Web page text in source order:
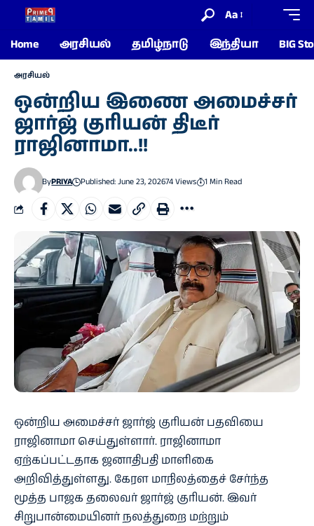
Aa
Home
அரசியல் தமிழ்நாடு இந்தியா BIG
அரசியல்
ஒன்றிய இணை அமைச்சர்
ஜார்ஜ் குரியன் திடீர்
ராஜினாமா..!!
ByPRIYA Published: June 23, 202674 Views 1 Min Read
ஒன்றிய அமைச்சர் ஜார்ஜ் குரியன் பதவியை
ராஜினாமா செய்துள்ளார். ராஜினாமா
ஏற்கப்பட்டதாக ஜனாதிபதி மாளிகை
அறிவித்துள்ளது. கேரள மாநிலத்தைச் சேர்ந்த
மூத்த பாஜக தலைவர் ஜார்ஜ் குரியன். இவர்
சிறுபான்மையினர் நலத்துறை மற்றும்